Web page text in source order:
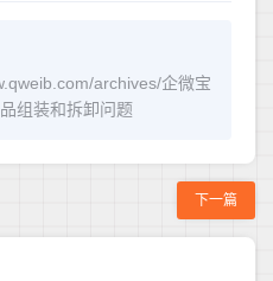
archives/企微宝
组装和拆卸问题
下一篇